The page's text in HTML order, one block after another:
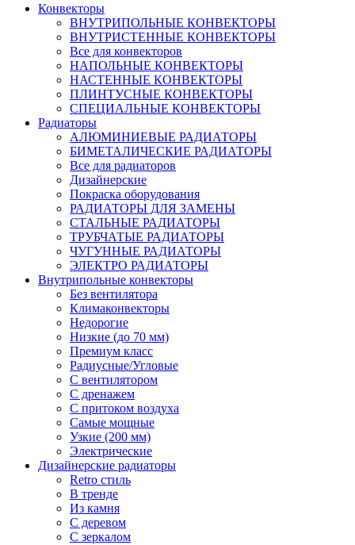
Конвекторы
ВНУТРИПОЛЬНЫЕ КОНВЕКТОРЫ
ВНУТРИСТЕННЫЕ КОНВЕКТОРЫ
Все для конвекторов
НАПОЛЬНЫЕ КОНВЕКТОРЫ
НАСТЕННЫЕ КОНВЕКТОРЫ
ПЛИНТУСНЫЕ КОНВЕКТОРЫ
СПЕЦИАЛЬНЫЕ КОНВЕКТОРЫ
Радиаторы
АЛЮМИНИЕВЫЕ РАДИАТОРЫ
БИМЕТАЛИЧЕСКИЕ РАДИАТОРЫ
Все для радиаторов
Дизайнерские
Покраска оборудования
РАДИАТОРЫ ДЛЯ ЗАМЕНЫ
СТАЛЬНЫЕ РАДИАТОРЫ
ТРУБЧАТЫЕ РАДИАТОРЫ
ЧУГУННЫЕ РАДИАТОРЫ
ЭЛЕКТРО РАДИАТОРЫ
Внутрипольные конвекторы
Без вентилятора
Климаконвекторы
Недорогие
Низкие (до 70 мм)
Премиум класс
Радиусные/Угловые
С вентилятором
С дренажем
С притоком воздуха
Самые мощные
Узкие (200 мм)
Электрические
Дизайнерские радиаторы
Retro стиль
В тренде
Из камня
С деревом
С зеркалом